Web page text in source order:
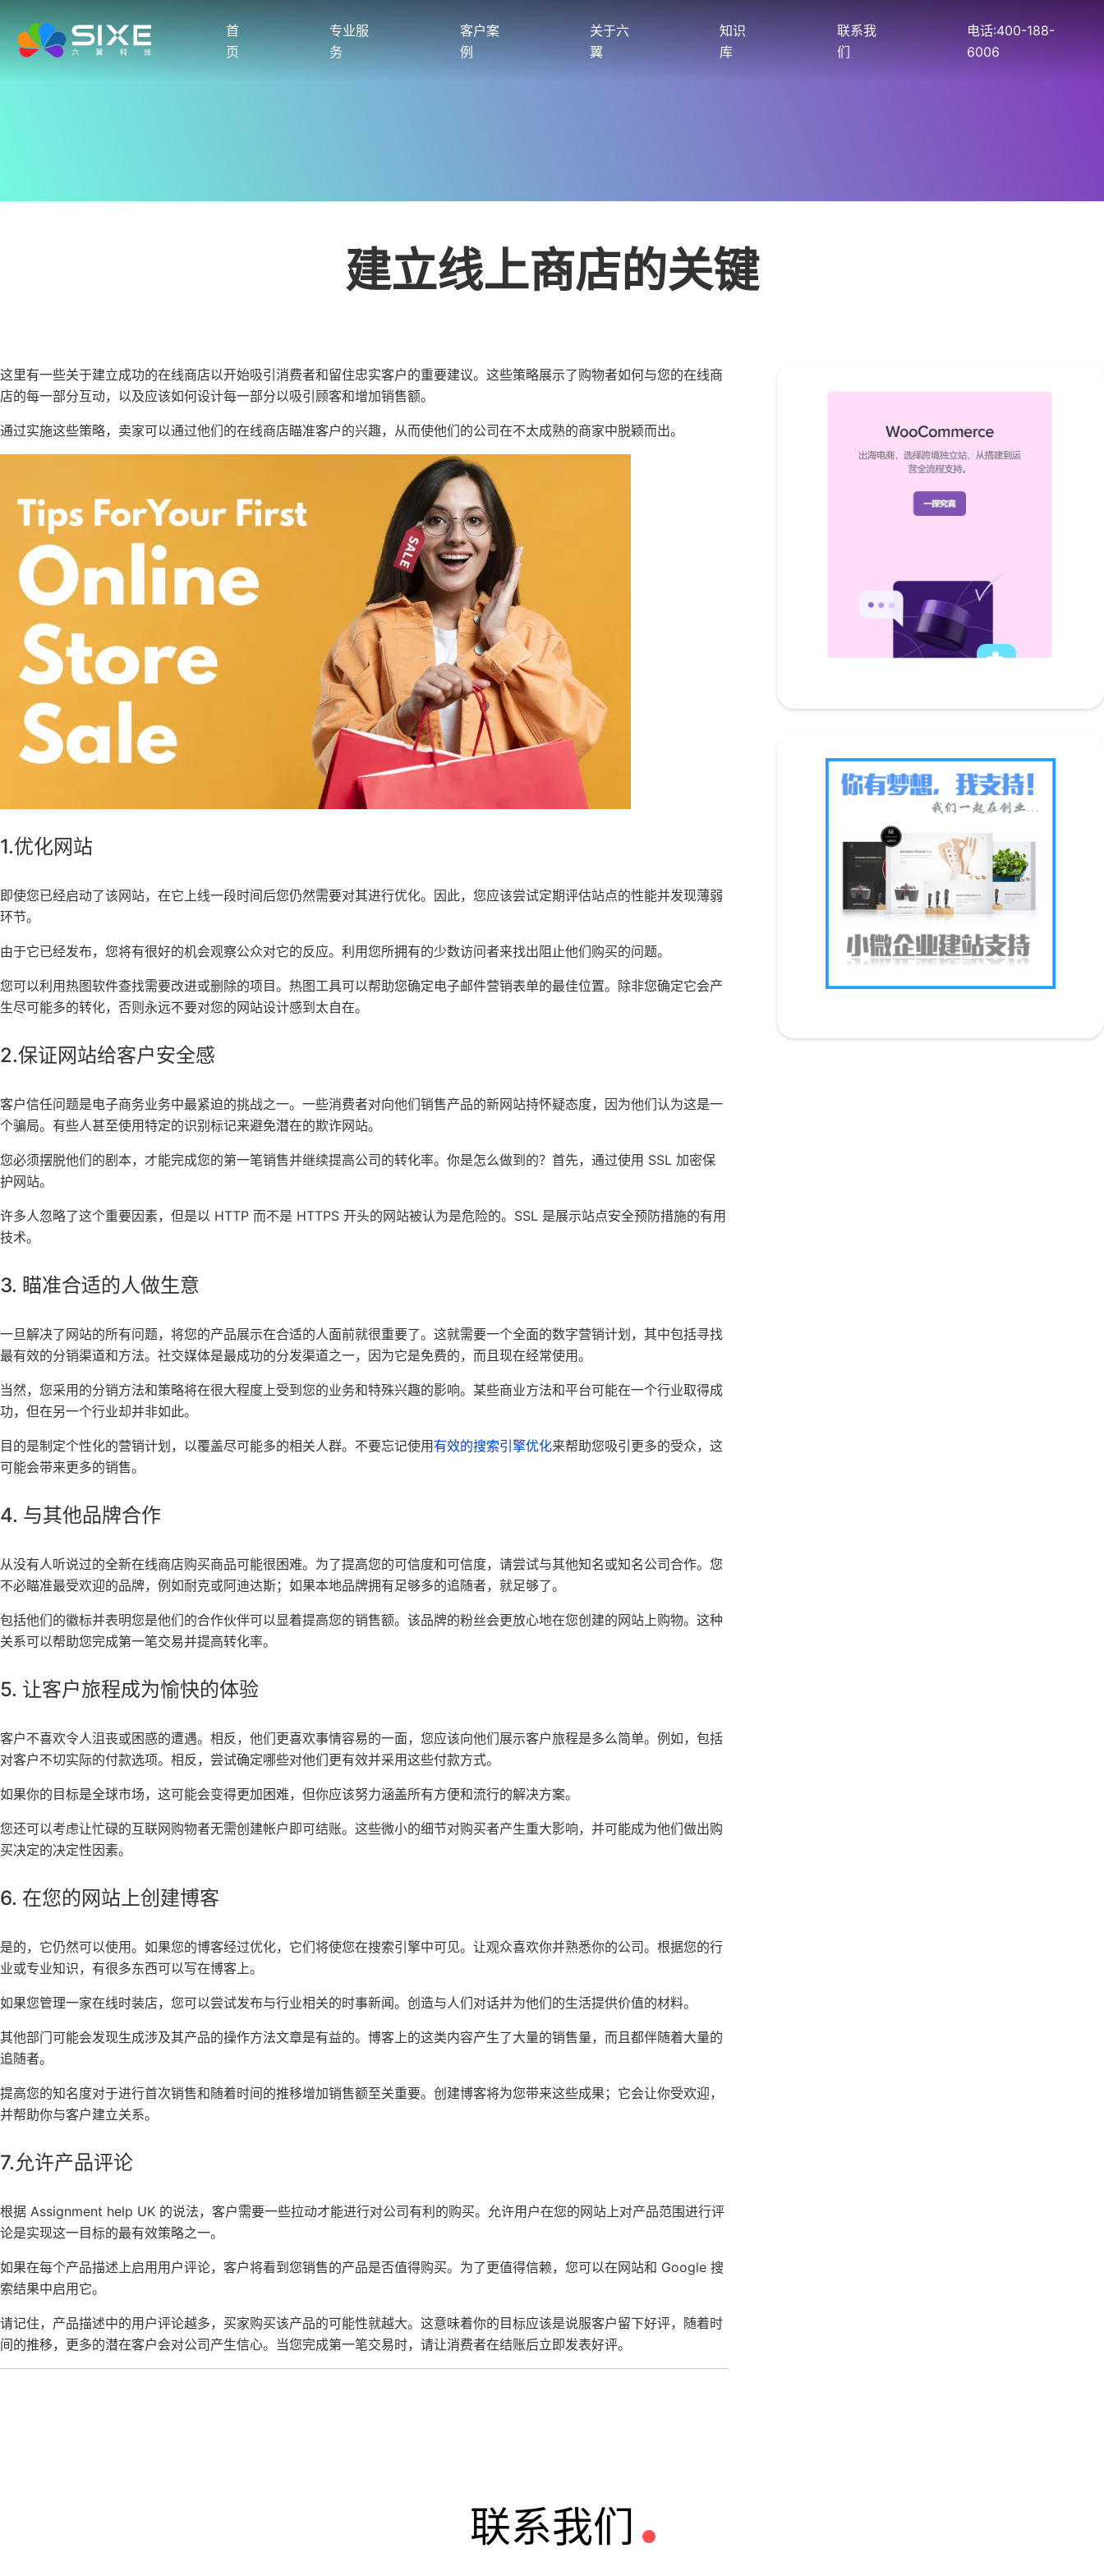
首
页
专业服
务
客户案
例
关于六
翼
知识
库
联系我
们
电话:400-188-
6006
建立线上商店的关键
这里有一些关于建立成功的在线商店以开始吸引消费者和留住忠实客户的重要建议。这些策略展示了购物者如何与您的在线商
店的每一部分互动，以及应该如何设计每一部分以吸引顾客和增加销售额。
通过实施这些策略，卖家可以通过他们的在线商店瞄准客户的兴趣，从而使他们的公司在不太成熟的商家中脱颖而出。
1.优化网站
即使您已经启动了该网站，在它上线一段时间后您仍然需要对其进行优化。因此，您应该尝试定期评估站点的性能并发现薄弱
环节。
由于它已经发布，您将有很好的机会观察公众对它的反应。利用您所拥有的少数访问者来找出阻止他们购买的问题。
您可以利用热图软件查找需要改进或删除的项目。热图工具可以帮助您确定电子邮件营销表单的最佳位置。除非您确定它会产
生尽可能多的转化，否则永远不要对您的网站设计感到太自在。
2.保证网站给客户安全感
客户信任问题是电子商务业务中最紧迫的挑战之一。一些消费者对向他们销售产品的新网站持怀疑态度，因为他们认为这是一
个骗局。有些人甚至使用特定的识别标记来避免潜在的欺诈网站。
您必须摆脱他们的剧本，才能完成您的第一笔销售并继续提高公司的转化率。你是怎么做到的？首先，通过使用 SSL 加密保
护网站。
许多人忽略了这个重要因素，但是以 HTTP 而不是 HTTPS 开头的网站被认为是危险的。SSL 是展示站点安全预防措施的有用
技术。
3. 瞄准合适的人做生意
一旦解决了网站的所有问题，将您的产品展示在合适的人面前就很重要了。这就需要一个全面的数字营销计划，其中包括寻找
最有效的分销渠道和方法。社交媒体是最成功的分发渠道之一，因为它是免费的，而且现在经常使用。
当然，您采用的分销方法和策略将在很大程度上受到您的业务和特殊兴趣的影响。某些商业方法和平台可能在一个行业取得成
功，但在另一个行业却并非如此。
目的是制定个性化的营销计划，以覆盖尽可能多的相关人群。不要忘记使用有效的搜索引擎优化来帮助您吸引更多的受众，这
可能会带来更多的销售。
4. 与其他品牌合作
从没有人听说过的全新在线商店购买商品可能很困难。为了提高您的可信度和可信度，请尝试与其他知名或知名公司合作。您
不必瞄准最受欢迎的品牌，例如耐克或阿迪达斯；如果本地品牌拥有足够多的追随者，就足够了。
包括他们的徽标并表明您是他们的合作伙伴可以显着提高您的销售额。该品牌的粉丝会更放心地在您创建的网站上购物。这种
关系可以帮助您完成第一笔交易并提高转化率。
5. 让客户旅程成为愉快的体验
客户不喜欢令人沮丧或困惑的遭遇。相反，他们更喜欢事情容易的一面，您应该向他们展示客户旅程是多么简单。例如，包括
对客户不切实际的付款选项。相反，尝试确定哪些对他们更有效并采用这些付款方式。
如果你的目标是全球市场，这可能会变得更加困难，但你应该努力涵盖所有方便和流行的解决方案。
您还可以考虑让忙碌的互联网购物者无需创建帐户即可结账。这些微小的细节对购买者产生重大影响，并可能成为他们做出购
买决定的决定性因素。
6. 在您的网站上创建博客
是的，它仍然可以使用。如果您的博客经过优化，它们将使您在搜索引擎中可见。让观众喜欢你并熟悉你的公司。根据您的行
业或专业知识，有很多东西可以写在博客上。
如果您管理一家在线时装店，您可以尝试发布与行业相关的时事新闻。创造与人们对话并为他们的生活提供价值的材料。
其他部门可能会发现生成涉及其产品的操作方法文章是有益的。博客上的这类内容产生了大量的销售量，而且都伴随着大量的
追随者。
提高您的知名度对于进行首次销售和随着时间的推移增加销售额至关重要。创建博客将为您带来这些成果；它会让你受欢迎，
并帮助你与客户建立关系。
7.允许产品评论
根据 Assignment help UK 的说法，客户需要一些拉动才能进行对公司有利的购买。允许用户在您的网站上对产品范围进行评
论是实现这一目标的最有效策略之一。
如果在每个产品描述上启用用户评论，客户将看到您销售的产品是否值得购买。为了更值得信赖，您可以在网站和 Google 搜
索结果中启用它。
请记住，产品描述中的用户评论越多，买家购买该产品的可能性就越大。这意味着你的目标应该是说服客户留下好评，随着时
间的推移，更多的潜在客户会对公司产生信心。当您完成第一笔交易时，请让消费者在结账后立即发表好评。
联系我们